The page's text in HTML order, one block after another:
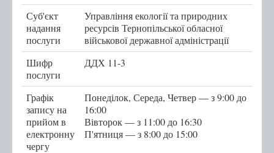
с. Кобзарівка
с. Городище
Послуги
Послуги передбачені для захисників та
захисниць
Тернопільська міська рада
Міністерство у справах ветеранів України
Суб'єкт
надання
послуги
Управління екології та природних
ресурсів Тернопільської обласної
військової державної адміністрації
Шифр
послуги
ДДХ 11-3
Графік
запису на
прийом в
електронну
чергу
Понеділок, Середа, Четвер — з 9:00 до
16:00
Вівторок — з 11:00 до 16:30
П'ятниця — з 8:00 до 15:00